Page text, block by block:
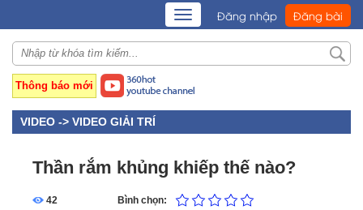
TOGGLE
NAVIGATION
Đăng nhập Đăng bài
Thông báo mới
VIDEO -> VIDEO GIẢI TRÍ
Thần rắm khủng khiếp thế nào?
42 Bình chọn: